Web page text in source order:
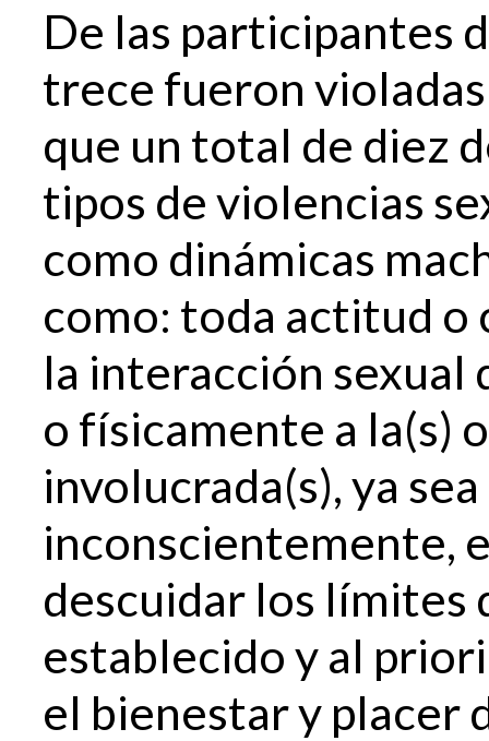
De las participantes
trece fueron
que un total de diez
tipos de violencias
como dinámicas
como: toda actitud
la interacción sexual
o físicamente a la(s)
involucrada(s), ya
inconscientemente,
descuidar los
establecido y al
el bienestar y placer